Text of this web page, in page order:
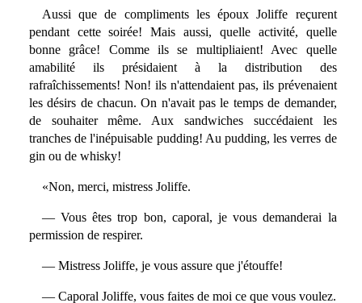
Aussi que de compliments les époux Joliffe reçurent
pendant cette soirée! Mais aussi, quelle activité, quelle
bonne grâce! Comme ils se multipliaient! Avec quelle
amabilité ils présidaient à la distribution des
rafraîchissements! Non! ils n'attendaient pas, ils prévenaient
les désirs de chacun. On n'avait pas le temps de demander,
de souhaiter même. Aux sandwiches succédaient les
tranches de l'inépuisable pudding! Au pudding, les verres de
gin ou de whisky!
«Non, merci, mistress Joliffe.
— Vous êtes trop bon, caporal, je vous demanderai la
permission de respirer.
— Mistress Joliffe, je vous assure que j'étouffe!
— Caporal Joliffe, vous faites de moi ce que vous voulez.